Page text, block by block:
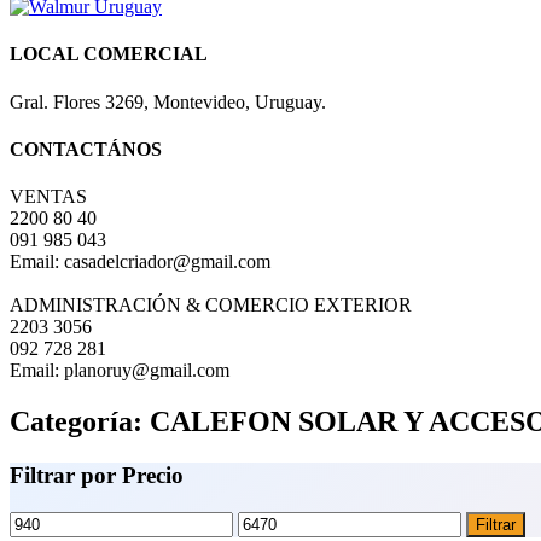
LOCAL COMERCIAL
Gral. Flores 3269, Montevideo, Uruguay.
CONTACTÁNOS
VENTAS
2200 80 40
091 985 043
Email: casadelcriador@gmail.com
ADMINISTRACIÓN & COMERCIO EXTERIOR
2203 3056
092 728 281
Email: planoruy@gmail.com
Categoría: CALEFON SOLAR Y
Filtrar por Precio
Precio
Precio
Filtrar